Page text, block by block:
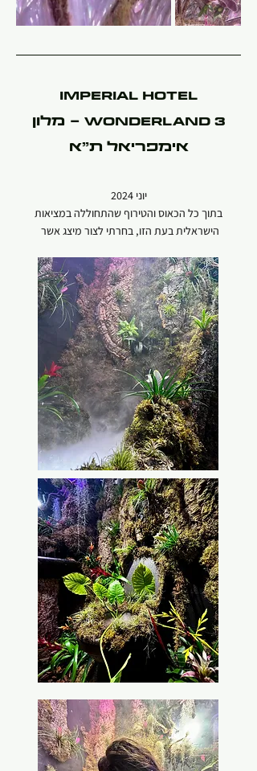
IMPERIAL HOTEL
WONDERLAND 3 - מלון
אימפריאל ת"א
יוני 2024
בתוך כל הכאוס והטירוף שהתחוללה במציאות
הישראלית בעת הזו, בחרתי לצור מיצג אשר